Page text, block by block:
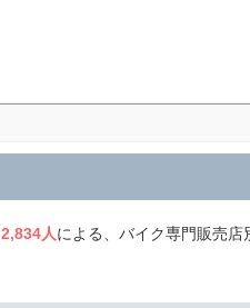
2,834人による、バイク専門販売